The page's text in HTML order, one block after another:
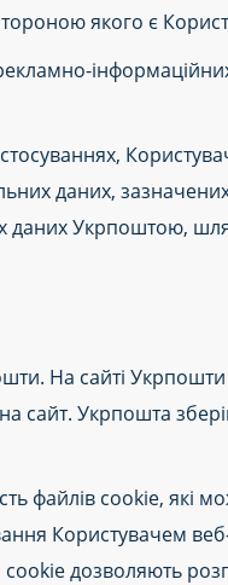
якого є
даних,
даних Укрпоштою,
На сайті
сайт. Укрпошта
файлів cookie, які
Користувачем
дозволяють